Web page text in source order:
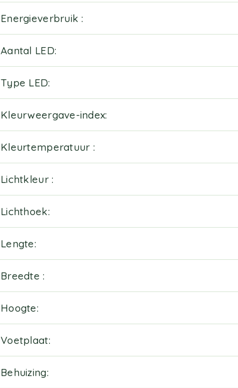
Energieverbruik
Aantal LED
Type LED
Kleurweergave-index
Kleurtemperatuur
Lichtkleur
Lichthoek
Lengte
Breedte
Hoogte
Voetplaat
Behuizing